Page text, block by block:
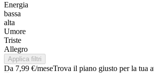
Energia
bassa
alta
Umore
Triste
Allegro
Applica filtri
Da 7,99 €/meseTrova il piano giusto per la tua